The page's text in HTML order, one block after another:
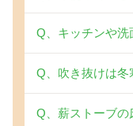
Q、キッチンや洗
Q、吹き抜けは冬
Q、薪ストーブの